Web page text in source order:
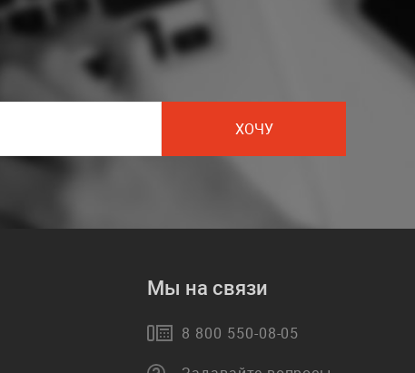
ХОЧУ
Мы на связи
8 800 550-08-05